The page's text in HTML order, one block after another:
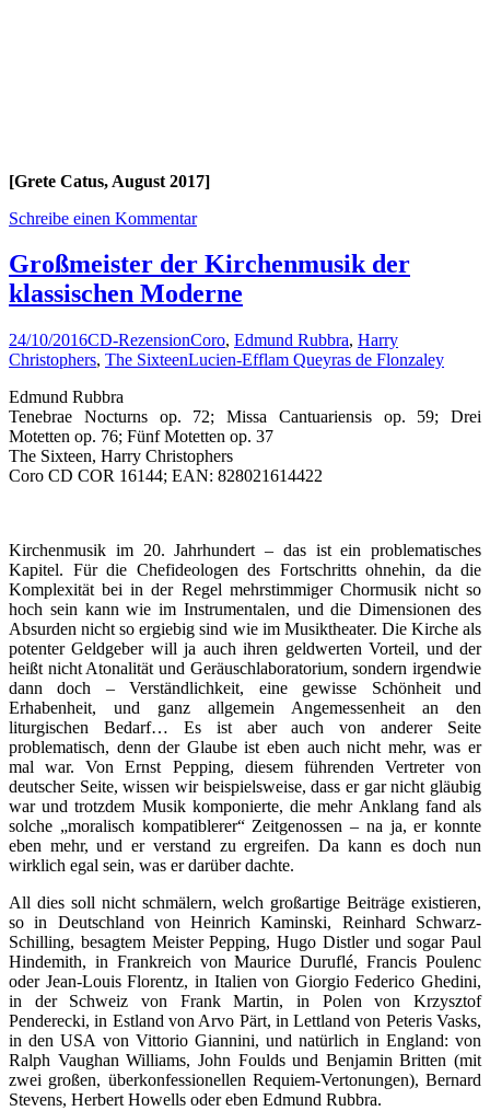
[Grete Catus, August 2017]
Schreibe einen Kommentar
Großmeister der Kirchenmusik der
klassischen Moderne
24/10/2016CD-RezensionCoro, Edmund Rubbra, Harry
Christophers, The SixteenLucien-Efflam Queyras de Flonzaley
Edmund Rubbra
Tenebrae Nocturns op. 72; Missa Cantuariensis op. 59; Drei
Motetten op. 76; Fünf Motetten op. 37
The Sixteen, Harry Christophers
Coro CD COR 16144; EAN: 828021614422
Kirchenmusik im 20. Jahrhundert – das ist ein problematisches
Kapitel. Für die Chefideologen des Fortschritts ohnehin, da die
Komplexität bei in der Regel mehrstimmiger Chormusik nicht so
hoch sein kann wie im Instrumentalen, und die Dimensionen des
Absurden nicht so ergiebig sind wie im Musiktheater. Die Kirche als
potenter Geldgeber will ja auch ihren geldwerten Vorteil, und der
heißt nicht Atonalität und Geräuschlaboratorium, sondern irgendwie
dann doch – Verständlichkeit, eine gewisse Schönheit und
Erhabenheit, und ganz allgemein Angemessenheit an den
liturgischen Bedarf… Es ist aber auch von anderer Seite
problematisch, denn der Glaube ist eben auch nicht mehr, was er
mal war. Von Ernst Pepping, diesem führenden Vertreter von
deutscher Seite, wissen wir beispielsweise, dass er gar nicht gläubig
war und trotzdem Musik komponierte, die mehr Anklang fand als
solche „moralisch kompatiblerer“ Zeitgenossen – na ja, er konnte
eben mehr, und er verstand zu ergreifen. Da kann es doch nun
wirklich egal sein, was er darüber dachte.
All dies soll nicht schmälern, welch großartige Beiträge existieren,
so in Deutschland von Heinrich Kaminski, Reinhard Schwarz-
Schilling, besagtem Meister Pepping, Hugo Distler und sogar Paul
Hindemith, in Frankreich von Maurice Duruflé, Francis Poulenc
oder Jean-Louis Florentz, in Italien von Giorgio Federico Ghedini,
in der Schweiz von Frank Martin, in Polen von Krzysztof
Penderecki, in Estland von Arvo Pärt, in Lettland von Peteris Vasks,
in den USA von Vittorio Giannini, und natürlich in England: von
Ralph Vaughan Williams, John Foulds und Benjamin Britten (mit
zwei großen, überkonfessionellen Requiem-Vertonungen), Bernard
Stevens, Herbert Howells oder eben Edmund Rubbra.